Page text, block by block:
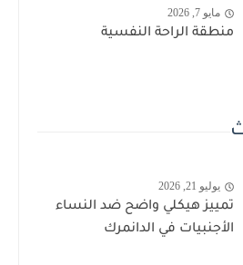
مايو 7, 2026
منطقة الراحة النفسية
يوليو 21, 2026
تمييز هيكلي واضح ضد النساء
الأجنبيات في الدانمرك